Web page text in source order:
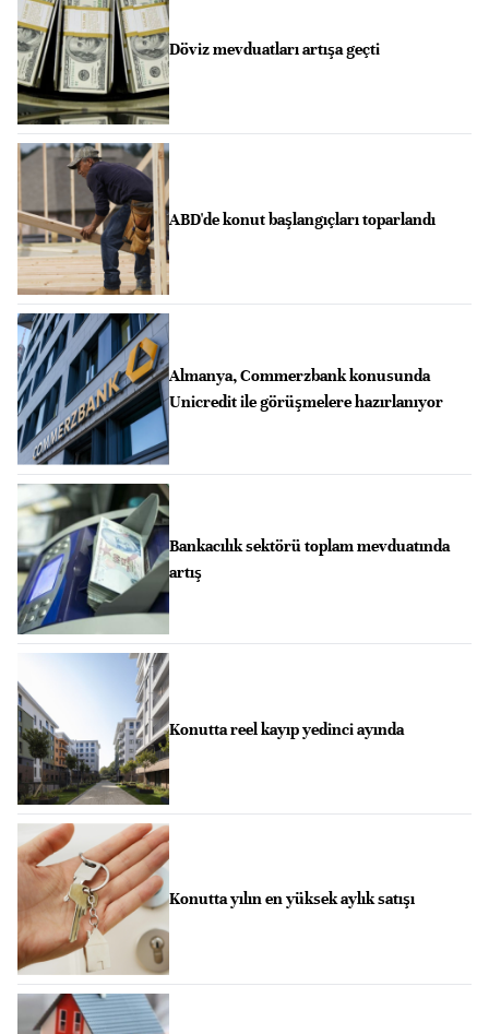
Döviz mevduatları artışa geçti
ABD'de konut başlangıçları toparlandı
Almanya, Commerzbank konusunda
Unicredit ile görüşmelere hazırlanıyor
Bankacılık sektörü toplam mevduatında
artış
Konutta reel kayıp yedinci ayında
Konutta yılın en yüksek aylık satışı